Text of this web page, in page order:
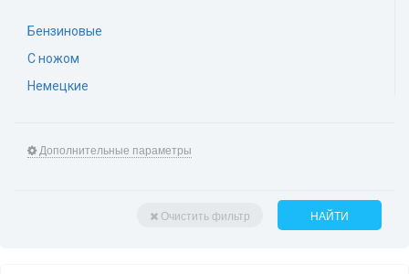
Бензиновые
С ножом
Немецкие
Дополнительные параметры
Очистить фильтр НАЙТИ